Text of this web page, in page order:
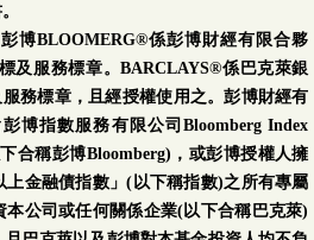
博BLOOMERG®係彭博財經有限合夥
及服務標章。BARCLAYS®係巴克萊銀
務標章，且經授權使用之。彭博財經有
博指數服務有限公司Bloomberg Index
合稱彭博Bloomberg)，或彭博授權人擁
上金融債指數」(以下稱指數)之所有專屬
公司或任何關係企業(以下合稱巴克萊)